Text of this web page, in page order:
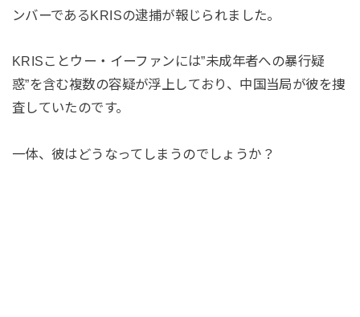
ンバーであるKRISの逮捕が報じられました。
KRISことウー・イーファンには”未成年者への暴行疑
惑”を含む複数の容疑が浮上しており、中国当局が彼を捜
査していたのです。
一体、彼はどうなってしまうのでしょうか？